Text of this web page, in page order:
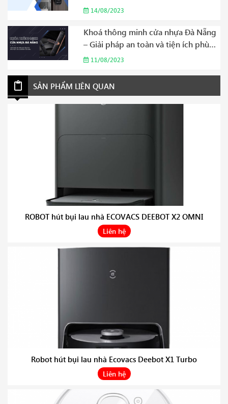
Sống Hiện Đại Năm 2023
14/08/2023
Khoá thông minh cửa nhựa Đà Nẵng
– Giải pháp an toàn và tiện ích phù
hợp cho gia đình của bạn Năm 2023
11/08/2023
SẢN PHẨM LIÊN QUAN
ROBOT hút bụi lau nhà ECOVACS DEEBOT X2 OMNI
Liên hệ
Robot hút bụi lau nhà Ecovacs Deebot X1 Turbo
Liên hệ